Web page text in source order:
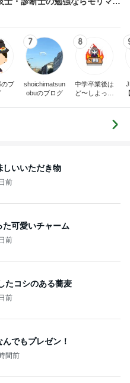
のブ
7
shoichimatsun
obuのブログ
8
中学卒業後は
ど〜しよっか
しいいただき物
前
可愛いチャーム
前
たコシのある蕎麦
前
でもプレゼン！
間前